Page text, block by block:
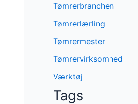
Tømrerbranchen
Tømrerlærling
Tømrermester
Tømrervirksomhed
Værktøj
Tags